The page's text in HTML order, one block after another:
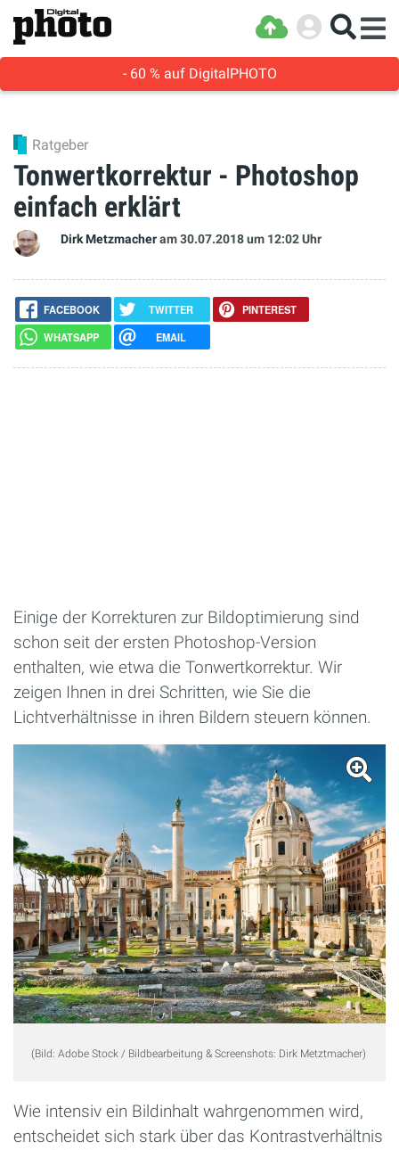
- 60 % auf DigitalPHOTO
Ratgeber
Tonwertkorrektur - Photoshop
einfach erklärt
Dirk Metzmacheram 30.07.2018um 12:02 Uhr
FACEBOOK TWITTER
PINTEREST
WHATSAPP
EMAIL
Einige der Korrekturen zur Bildoptimierung sind
schon seit der ersten Photoshop-Version
enthalten, wie etwa die Tonwertkorrektur. Wir
zeigen Ihnen in drei Schritten, wie Sie die
Lichtverhältnisse in ihren Bildern steuern können.
(Bild: Adobe Stock / Bildbearbeitung & Screenshots: Dirk Metztmacher)
Wie intensiv ein Bildinhalt wahrgenommen wird,
entscheidet sich stark über das Kontrastverhältnis